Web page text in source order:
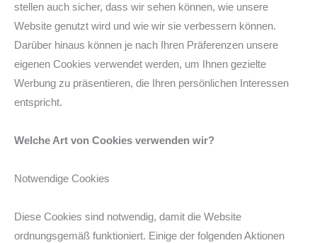
stellen auch sicher, dass wir sehen können, wie unsere
Website genutzt wird und wie wir sie verbessern können.
Darüber hinaus können je nach Ihren Präferenzen unsere
eigenen Cookies verwendet werden, um Ihnen gezielte
Werbung zu präsentieren, die Ihren persönlichen Interessen
entspricht.
Welche Art von Cookies verwenden wir?
Notwendige Cookies
Diese Cookies sind notwendig, damit die Website
ordnungsgemäß funktioniert. Einige der folgenden Aktionen